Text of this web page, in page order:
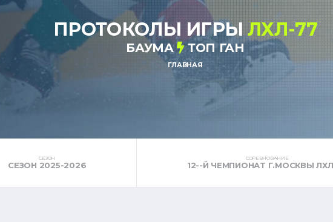
ПРОТОКОЛЫ ИГРЫЛХЛ-77
БАУМА ТОП ГАН
ГЛАВНАЯ
СЕЗОН
СЕЗОН 2025-2026
СОРЕВНОВАНИЕ
12--Й ЧЕМПИОНАТ Г.МОСКВЫ